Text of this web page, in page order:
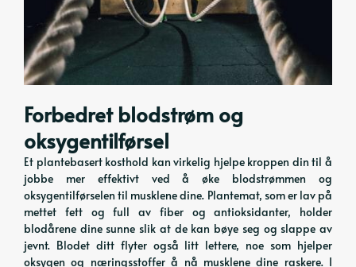
Forbedret blodstrøm og
oksygentilførsel
Et plantebasert kosthold kan virkelig hjelpe kroppen din til å
jobbe mer effektivt ved å øke blodstrømmen og
oksygentilførselen til musklene dine. Plantemat, som er lav på
mettet fett og full av fiber og antioksidanter, holder
blodårene dine sunne slik at de kan bøye seg og slappe av
jevnt. Blodet ditt flyter også litt lettere, noe som hjelper
oksygen og næringsstoffer å nå musklene dine raskere. I